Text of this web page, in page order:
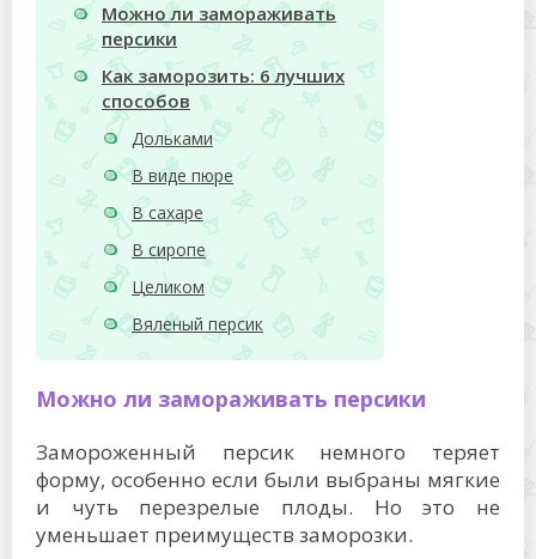
Можно ли замораживать
персики
Как заморозить: 6 лучших
способов
Дольками
В виде пюре
В сахаре
В сиропе
Целиком
Вяленый персик
Можно ли замораживать персики
Замороженный персик немного теряет
форму, особенно если были выбраны мягкие
и чуть перезрелые плоды. Но это не
уменьшает преимуществ заморозки.